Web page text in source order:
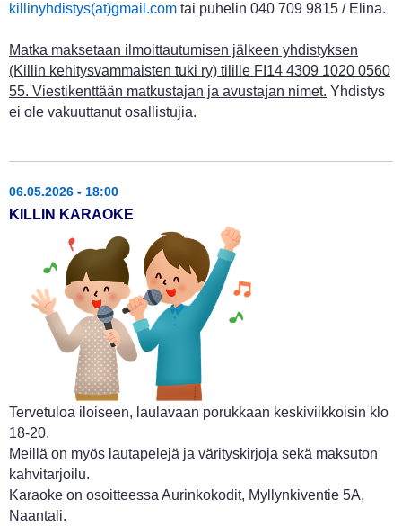
killinyhdistys(at)gmail.com tai puhelin 040 709 9815 / Elina.
Matka maksetaan ilmoittautumisen jälkeen yhdistyksen
(Killin kehitysvammaisten tuki ry) tilille FI14 4309 1020 0560
55. Viestikenttään matkustajan ja avustajan nimet. Yhdistys
ei ole vakuuttanut osallistujia.
06.05.2026 - 18:00
KILLIN KARAOKE
Tervetuloa iloiseen, laulavaan porukkaan keskiviikkoisin klo
18-20.
Meillä on myös lautapelejä ja värityskirjoja sekä maksuton
kahvitarjoilu.
Karaoke on osoitteessa Aurinkokodit, Myllynkiventie 5A,
Naantali.